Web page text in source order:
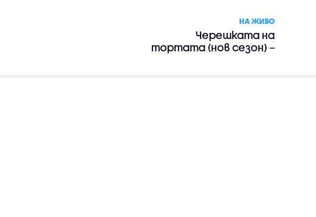
НА ЖИВО
Черешката на
тортата (нов сезон) –